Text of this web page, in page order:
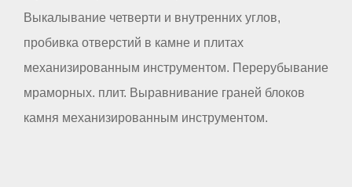
Выкалывание четверти и внутренних углов,
пробивка отверстий в камне и плитах
механизированным инструментом. Перерубывание
мраморных. плит. Выравнивание граней блоков
камня механизированным инструментом.